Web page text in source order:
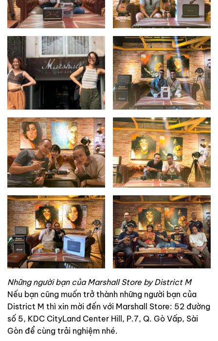
Những người bạn của Marshall Store by District M
Nếu bạn cũng muốn trở thành những người bạn của
District M thì xin mời đến với Marshall Store: 52 đường
số 5, KDC CityLand Center Hill, P.7, Q. Gò Vấp, Sài
Gòn để cùng trải nghiệm nhé.